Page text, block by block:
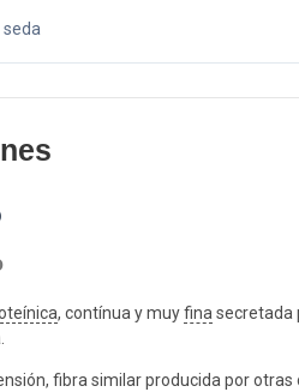
seda
, contínua y muyfinasecretada
fibra similar producida por otras